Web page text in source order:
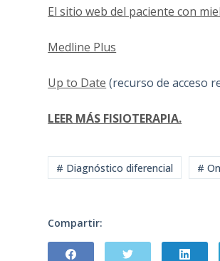
El sitio web del paciente con
Medline Plus
Up to Date (recurso de acceso
LEER MÁS FISIOTERAPIA.
# Diagnóstico diferencial #
Compartir: